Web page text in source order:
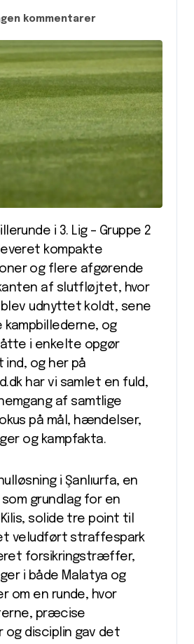
kommentarer
i 3. Lig – Gruppe 2
kompakte
og flere afgørende
af slutfløjtet, hvor
udnyttet koldt, sene
og
i enkelte opgør
ind, og her på
har vi samlet en fuld,
af samtlige
på mål, hændelser,
og kampfakta.
i Şanlıurfa, en
grundlag for en
solide tre point til
veludført straffespark
forsikringstræffer,
i både Malatya og
om en runde, hvor
præcise
og disciplin gav det